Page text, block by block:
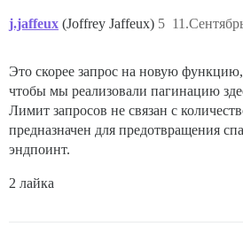
j.jaffeux (Joffrey Jaffeux) 5
Это скорее запрос на новую
чтобы мы реализовали пагинацию
Лимит запросов не связан с
предназначен для предотвращения
эндпоинт.
2 лайка